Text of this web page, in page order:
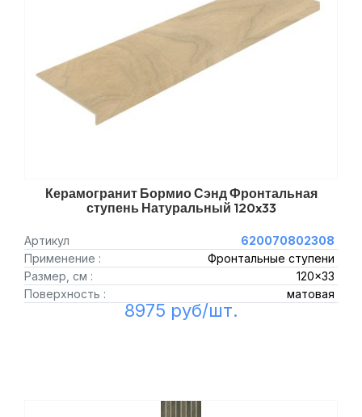
Керамогранит Бормио Сэнд Фронтальная
ступень Натуральный 120x33
Артикул
620070802308
Применение :
Фронтальные ступени
Размер, см :
120x33
Поверхность :
матовая
8975 руб/шт.